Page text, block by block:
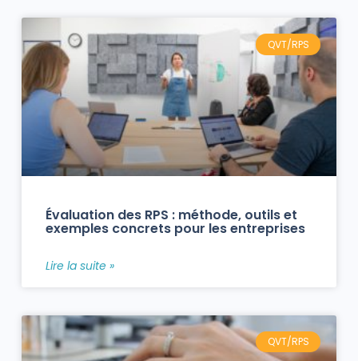
QVT/RPS
Évaluation des RPS : méthode, outils et
exemples concrets pour les entreprises
Lire la suite »
QVT/RPS